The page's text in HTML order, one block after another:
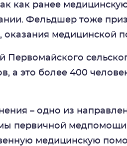
как ранее
Фельдшер тоже
оказания медицинской
а это более 400
– одно из
первичной
медицинскую